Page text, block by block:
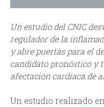
Un estudio del CNIC
regulador de la
y abre puertas para el
candidato pronóstico y
afectación cardiaca de
Un estudio realizado